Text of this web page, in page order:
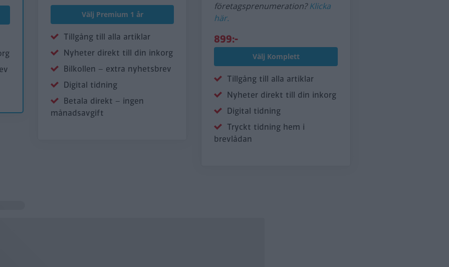
Välj Premium 1 år
Tillgång till alla artiklar
Nyheter direkt till din inkorg
Bilkollen – extra nyhetsbrev
Digital tidning
Betala direkt – ingen
månadsavgift
företagsprenumeration?Klicka
här.
899:-
Välj Komplett
Tillgång till alla artiklar
Nyheter direkt till din inkorg
Digital tidning
Tryckt tidning hem i
brevlådan